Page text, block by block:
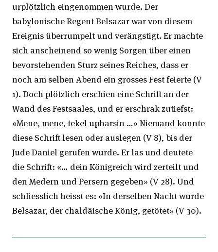
urplötzlich eingenommen wurde. Der
babylonische Regent Belsazar war von diesem
Ereignis überrumpelt und verängstigt. Er machte
sich anscheinend so wenig Sorgen über einen
bevorstehenden Sturz seines Reiches, dass er
noch am selben Abend ein grosses Fest feierte (V
1). Doch plötzlich erschien eine Schrift an der
Wand des Festsaales, und er erschrak zutiefst:
«Mene, mene, tekel upharsin …» Niemand konnte
diese Schrift lesen oder auslegen (V 8), bis der
Jude Daniel gerufen wurde. Er las und deutete
die Schrift: «… dein Königreich wird zerteilt und
den Medern und Persern gegeben» (V 28). Und
schliesslich heisst es: «In derselben Nacht wurde
Belsazar, der chaldäische König, getötet» (V 30).